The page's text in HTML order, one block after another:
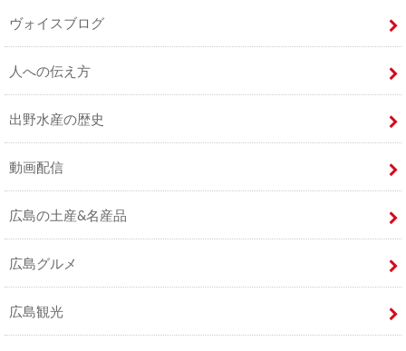
ヴォイスブログ
人への伝え方
出野水産の歴史
動画配信
広島の土産&名産品
広島グルメ
広島観光